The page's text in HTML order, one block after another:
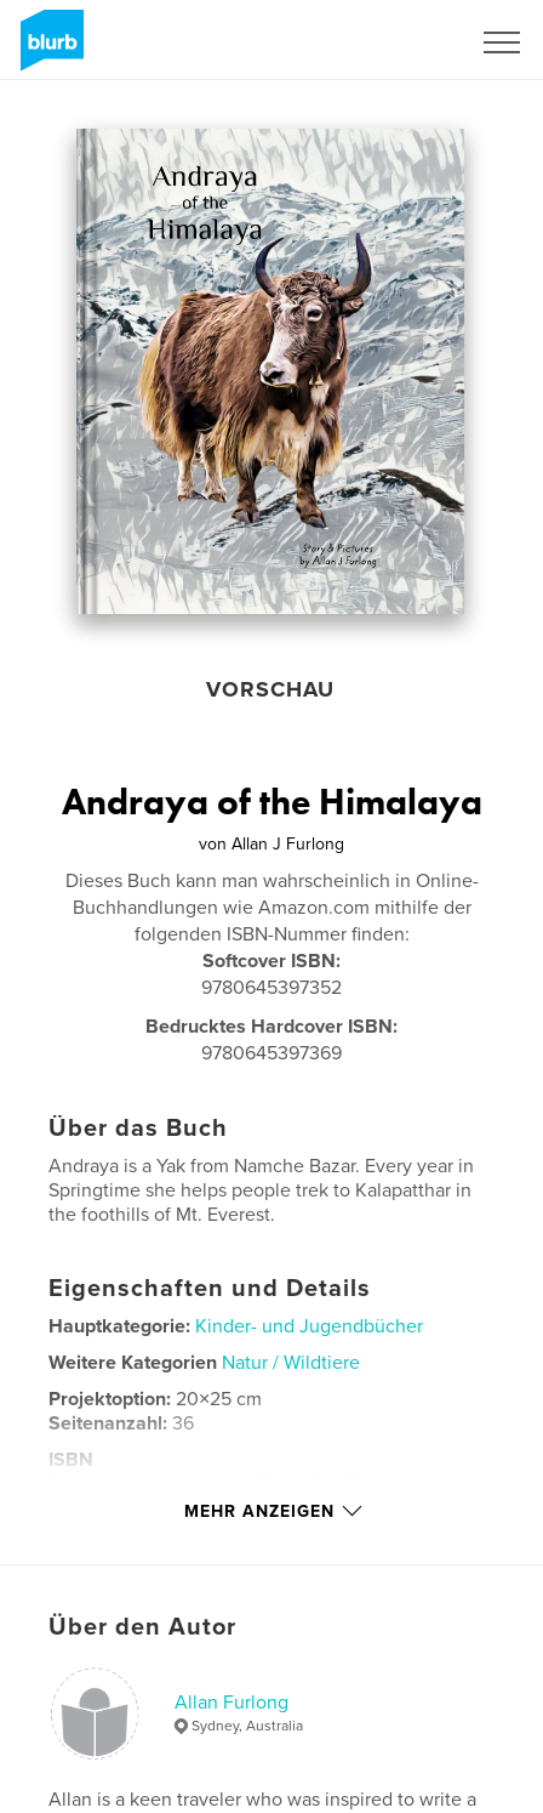
VORSCHAU
Andraya of the Himalaya
von Allan J Furlong
Dieses Buch kann man wahrscheinlich in Online-
Buchhandlungen wie Amazon.com mithilfe der
folgenden ISBN-Nummer finden:
Softcover ISBN:
9780645397352
Bedrucktes Hardcover ISBN:
9780645397369
Über das Buch
Andraya is a Yak from Namche Bazar. Every year in
Springtime she helps people trek to Kalapatthar in
the foothills of Mt. Everest.
Eigenschaften und Details
Hauptkategorie: Kinder- und Jugendbücher
Weitere Kategorien Natur / Wildtiere
Projektoption: 20×25 cm
Seitenanzahl:36
ISBN
Softcover: 9780645397352
Schlüsselwörter
Yak
MEHR ANZEIGEN
Über den Autor
Allan Furlong
Sydney, Australia
Allan is a keen traveler who was inspired to write a